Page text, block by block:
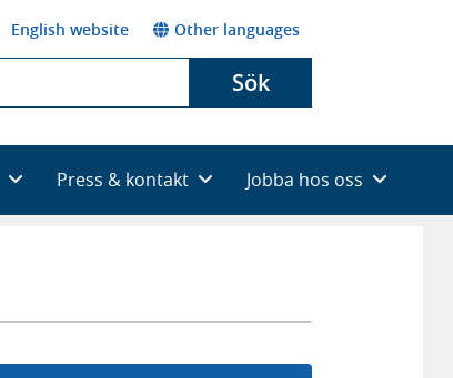
English website Other languages
Sök
Press & kontakt Jobba hos oss